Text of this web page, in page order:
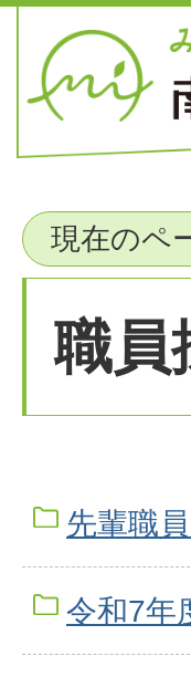
現在のペ
職員
先輩職
令和7年